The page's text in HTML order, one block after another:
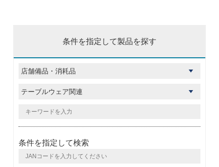
条件を指定して製品を探す
条件を指定して検索